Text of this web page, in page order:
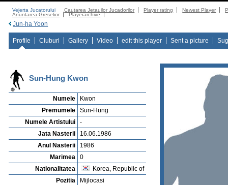
Vejerta Jucatorului Cautarea Jetauilor Jucadorilor Player rating Newest Player
Anuntarea Greselior
Playerarchive
Jun-ha Yoon
Profile Cluburi Gallery Video edit this player Sent a picture
Sun-Hung Kwon
Numele
Kwon
Premumele
Sun-Hung
Numele Artistului
-
Jata Nasterii
16.06.1986
Anul Nasterii
1986
Marimea
0
Nationalitatea
Korea, Republic of
Pozitia
Mijlocasi